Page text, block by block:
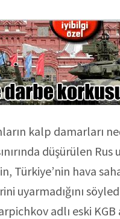
kalp damarları
düşürülen
Türkiye’nin hava
uyarmadığını
adlı eski KGB